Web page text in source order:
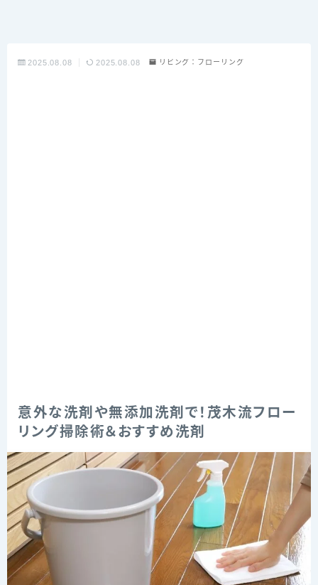
2025.08.08 2025.08.08 リビング：フローリング
意外な洗剤や無添加洗剤で！茂木流フロー
リング掃除術＆おすすめ洗剤